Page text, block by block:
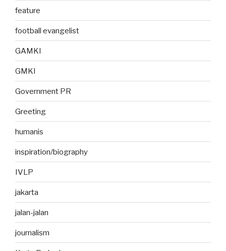
feature
football evangelist
GAMKI
GMKI
Government PR
Greeting
humanis
inspiration/biography
IVLP
jakarta
jalan-jalan
journalism